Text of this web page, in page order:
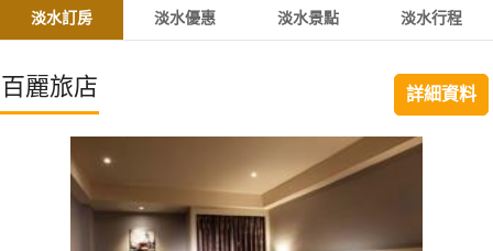
訂
房
直接跟飯店訂房HOT
淡水訂房 淡水優惠 淡水景點 淡水行程
百麗旅店 詳細資料